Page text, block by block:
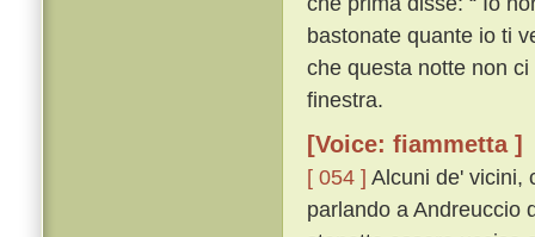
bastonate quante io ti
che questa notte non
finestra.
[Voice: fiammetta ]
[ 054 ] Alcuni de' vicini,
parlando a Andreuccio